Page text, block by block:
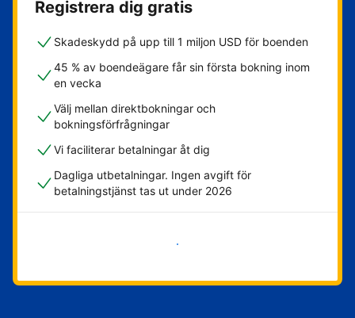
Registrera dig gratis
Skadeskydd på upp till 1 miljon USD för boenden
45 % av boendeägare får sin första bokning inom
en vecka
Välj mellan direktbokningar och
bokningsförfrågningar
Vi faciliterar betalningar åt dig
Dagliga utbetalningar. Ingen avgift för
betalningstjänst tas ut under 2026
Kom igång nu